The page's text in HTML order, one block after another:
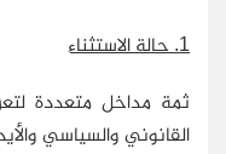
1. حالة الاستثناء
ثمة مداخل متعددة
القانوني والسياسي